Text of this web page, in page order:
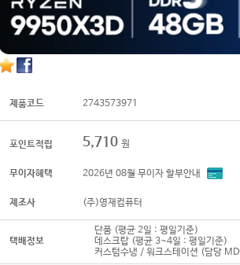
제품코드 2743573971
포인트적립 5,710 원
무이자혜택 2026년 08월 무이자 할부안내
제조사 (주)영재컴퓨터
택배정보
단품 (평균 2일 : 평일기준)
데스크탑 (평균 3~4일 : 평일기준)
커스텀수냉 / 워크스테이션 (담당